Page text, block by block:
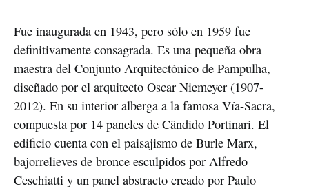
Fue inaugurada en 1943, pero sólo en 1959 fue
definitivamente consagrada. Es una pequeña obra
maestra del Conjunto Arquitectónico de Pampulha,
diseñado por el arquitecto Oscar Niemeyer (1907-
2012). En su interior alberga a la famosa Vía-Sacra,
compuesta por 14 paneles de Cândido Portinari. El
edificio cuenta con el paisajismo de Burle Marx,
bajorrelieves de bronce esculpidos por Alfredo
Ceschiatti y un panel abstracto creado por Paulo